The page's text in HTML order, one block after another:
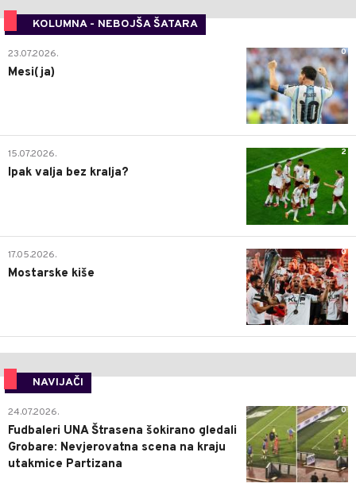
KOLUMNA - NEBOJŠA ŠATARA
0
23.07.2026.
Mesi(ja)
2
15.07.2026.
Ipak valja bez kralja?
0
17.05.2026.
Mostarske kiše
NAVIJAČI
0
24.07.2026.
Fudbaleri UNA Štrasena šokirano gledali
Grobare: Nevjerovatna scena na kraju
utakmice Partizana